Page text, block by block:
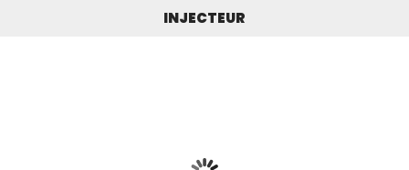
INJECTEUR